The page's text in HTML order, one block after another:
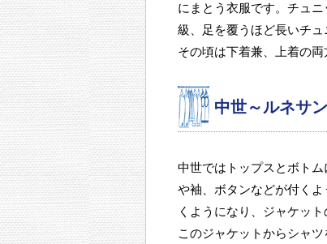
にまとう衣服です。チュ
級、足を覆うほど長いチュ
その頃は下着兼、上着の両
中世～ルネサ
中世ではトップスとボト
や袖、ボタンなどが付く
くようになり、ジャケッ
このジャケットからシャ